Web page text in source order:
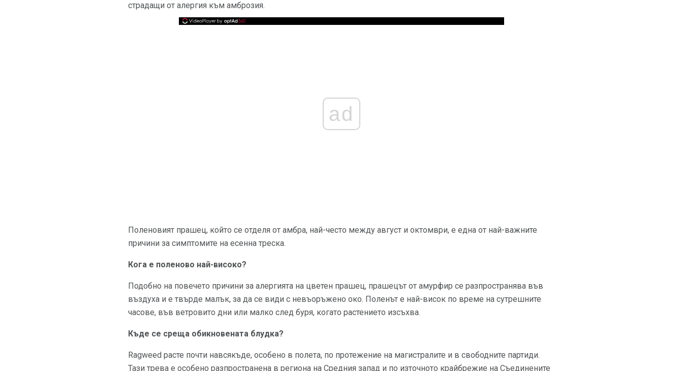
страдащи от алергия към амброзия.
ad
Поленовият прашец, който се отделя от амбра, най-често между август и октомври, е една от най-важните
причини за симптомите на есенна треска.
Кога е поленово най-високо?
Подобно на повечето причини за алергията на цветен прашец, прашецът от амурфир се разпространява във
въздуха и е твърде малък, за да се види с невъоръжено око. Поленът е най-висок по време на сутрешните
часове, във ветровито дни или малко след буря, когато растението изсъхва.
Къде се среща обикновената блудка?
Ragweed расте почти навсякъде, особено в полета, по протежение на магистралите и в свободните партиди.
Тази трева е особено разпространена в региона на Средния запад и по източното крайбрежие на Съединените